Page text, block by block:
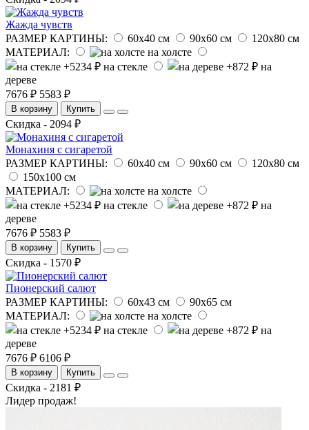
Жажда чувств
РАЗМЕР КАРТИНЫ:
60х40 см 90х60 см
120х80 см
МАТЕРИАЛ:
на холсте
на стекле
на
дереве
7676 ₽ 5583 ₽
В корзину Купить
Скидка - 2094 ₽
Монахиня с сигаретой
РАЗМЕР КАРТИНЫ:
60х40 см 90х60 см
120х80 см
150х100 см
МАТЕРИАЛ:
на холсте
на стекле
на
дереве
7676 ₽ 5583 ₽
В корзину Купить
Скидка - 1570 ₽
Пионерский салют
РАЗМЕР КАРТИНЫ:
60х43 см
90х65 см
МАТЕРИАЛ:
на холсте
на стекле
на
дереве
7676 ₽ 6106 ₽
В корзину Купить
Скидка - 2181 ₽
Лидер продаж!